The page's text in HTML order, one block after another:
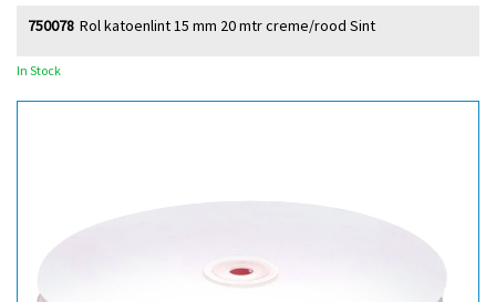
Rol katoenlint 15 mm 20 mtr creme/rood Sint
750078
In Stock